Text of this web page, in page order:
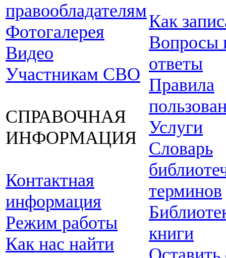
правообладателям
Фотогалерея
Видео
Участникам СВО
СПРАВОЧНАЯ
ИНФОРМАЦИЯ
Контактная
информация
Режим работы
Как нас найти
Как
Вопросы
ответы
Правила
Услуги
Словарь
терминов
книги